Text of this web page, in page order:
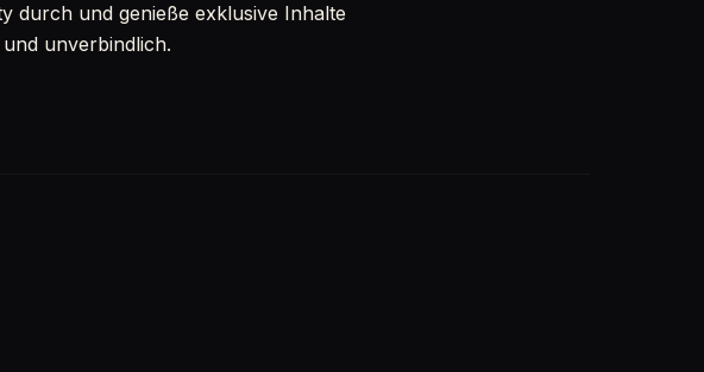
durch und genieße exklusive Inhalte
unverbindlich.